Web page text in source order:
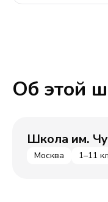
Об этой
Школа им.
Москва 1–11